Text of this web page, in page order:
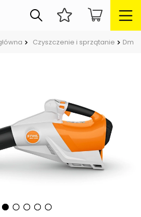
Czyszczenie i sprzątanie